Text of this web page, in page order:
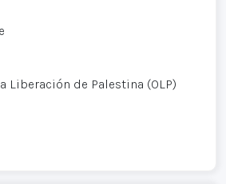
Liberación de Palestina (OLP)